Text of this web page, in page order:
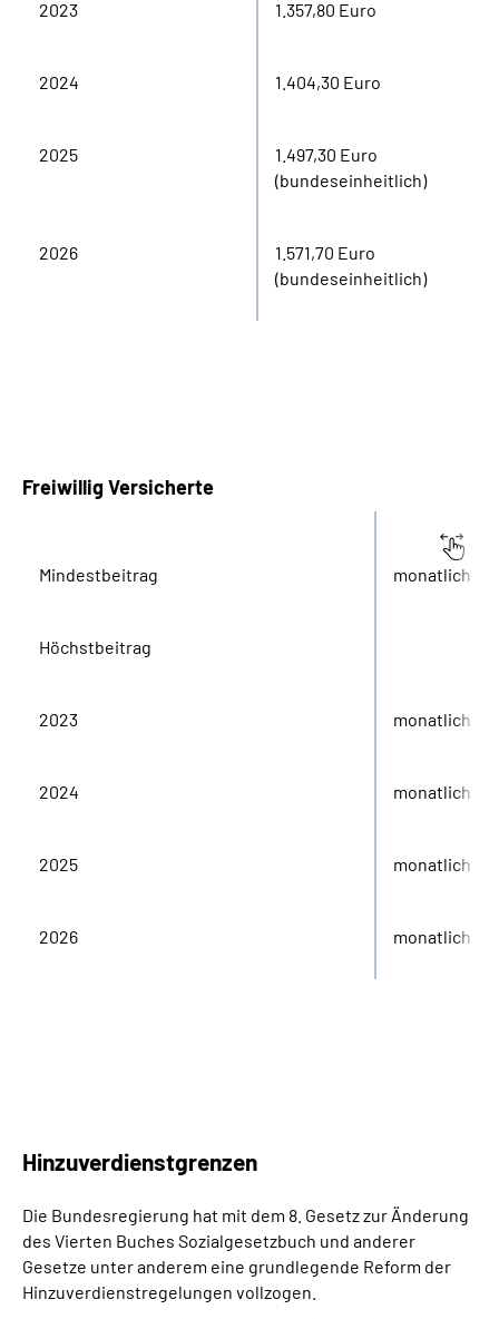
2023 1.357,80 Euro
2024 1.404,30 Euro
2025
1.497,30 Euro
(bundeseinheitlich)
2026
1.571,70 Euro
(bundeseinheitlich)
Freiwillig Versicherte
Mindestbeitrag monatlich
Höchstbeitrag
2023 monatlich
2024 monatlich
2025 monatlich
2026 monatlich
Hinzuverdienstgrenzen
Die Bundesregierung hat mit dem 8. Gesetz zur Änderung
des Vierten Buches Sozialgesetzbuch und anderer
Gesetze unter anderem eine grundlegende Reform der
Hinzuverdienstregelungen vollzogen.